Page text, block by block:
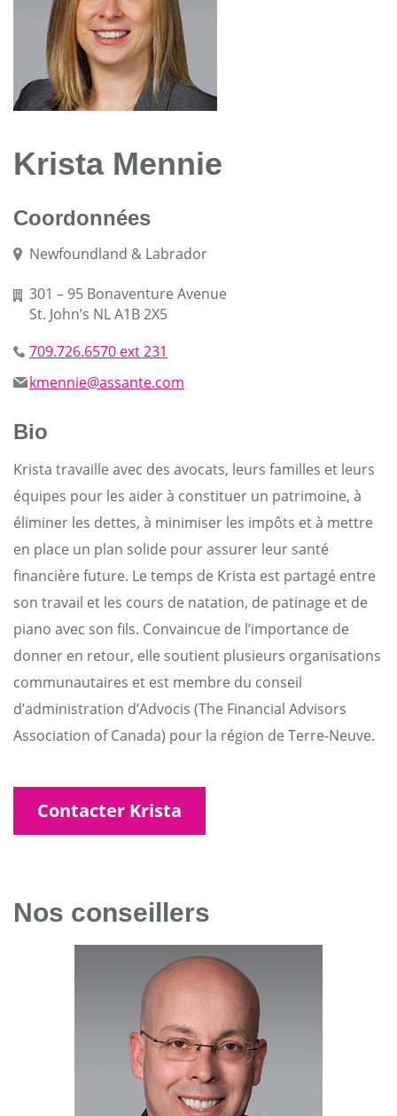
Krista Mennie
Coordonnées
Newfoundland & Labrador
301 – 95 Bonaventure Avenue
St. John’s NL A1B 2X5
709.726.6570 ext 231
kmennie@assante.com
Bio
Krista travaille avec des avocats, leurs familles et leurs
équipes pour les aider à constituer un patrimoine, à
éliminer les dettes, à minimiser les impôts et à mettre
en place un plan solide pour assurer leur santé
financière future. Le temps de Krista est partagé entre
son travail et les cours de natation, de patinage et de
piano avec son fils. Convaincue de l’importance de
donner en retour, elle soutient plusieurs organisations
communautaires et est membre du conseil
d’administration d’Advocis (The Financial Advisors
Association of Canada) pour la région de Terre-Neuve.
Contacter Krista
Nos conseillers